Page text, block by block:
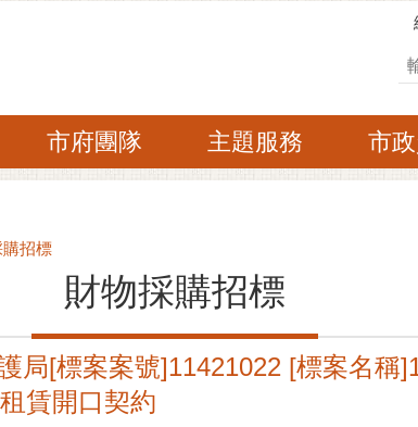
市府團隊 主題服務 市
招標
財物採購招標
局[標案案號]11421022 [標案名稱
賃開口契約